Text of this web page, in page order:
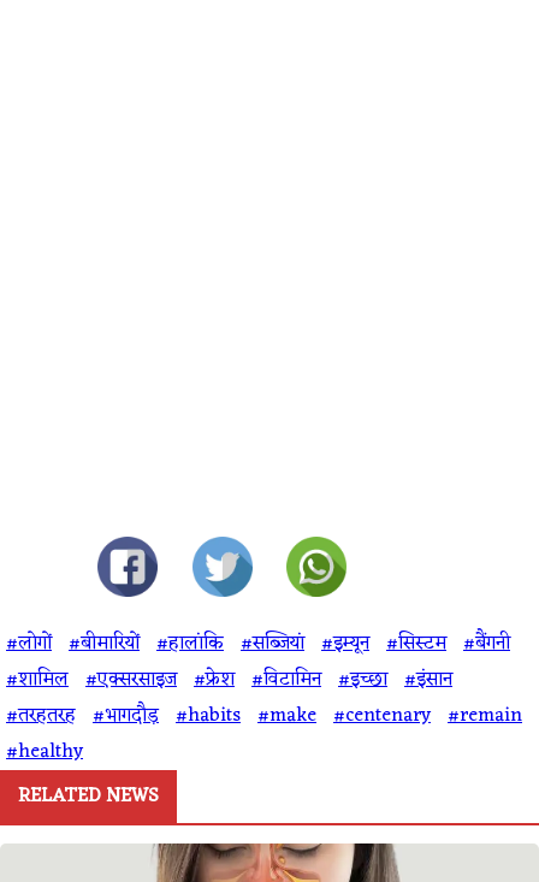
#लोगों #बीमारियों #हालांकि #सब्जियां #इम्यून #सिस्टम #बैंगनी
#शामिल #एक्सरसाइज #फ्रेश #विटामिन #इच्छा #इंसान
#तरहतरह #भागदौड़ #habits #make #centenary #remain
#healthy
RELATED NEWS